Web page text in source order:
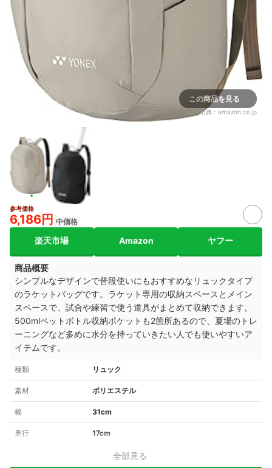
この商品を見る
出典： amazon.co.jp
参考価格
6,186円 中価格
楽天市場 Amazon ヤフー
商品概要
シンプルなデザインで普段使いにもおすすめなリュックタイプ
のラケットバッグです。ラケット専用の収納スペースとメイン
スペースで、試合や練習で使う道具がまとめて収納できます。
500mlペットボトル収納ポケットも2箇所あるので、夏場のトレ
ーニングなど多めに水分を持っていきたい人でも使いやすいア
イテムです。
種類 リュック
素材 ポリエステル
幅 31cm
奥行 17cm
全部見る